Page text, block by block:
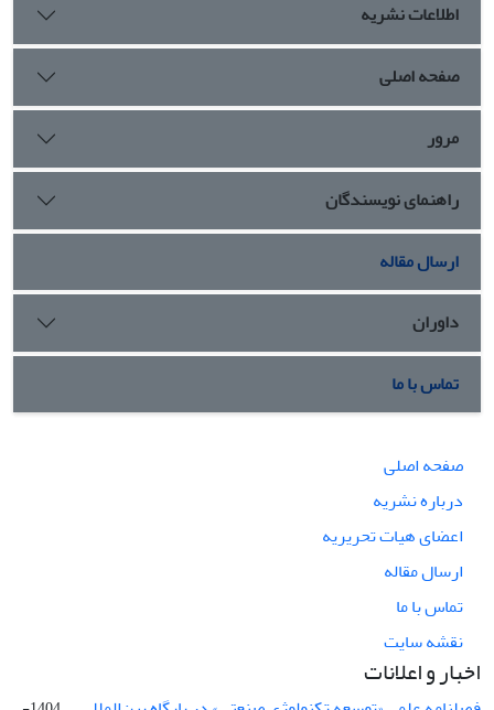
اطلاعات نشریه
صفحه اصلی
مرور
راهنمای نویسندگان
ارسال مقاله
داوران
تماس با ما
صفحه اصلی
درباره نشریه
اعضای هیات تحریریه
ارسال مقاله
تماس با ما
نقشه سایت
اخبار و اعلانات